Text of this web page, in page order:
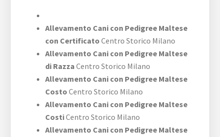
Allevamento Cani con Pedigree Maltese
con Certificato Centro Storico Milano
Allevamento Cani con Pedigree Maltese
di Razza Centro Storico Milano
Allevamento Cani con Pedigree Maltese
Costo Centro Storico Milano
Allevamento Cani con Pedigree Maltese
CostiCentro Storico Milano
Allevamento Cani con Pedigree Maltese